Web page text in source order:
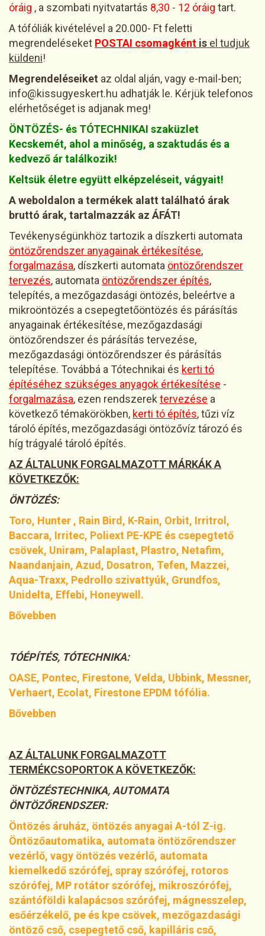
óráig , a szombati nyitvatartás 8,30 - 12 óráig tart.
A tófóliák kivételével a 20.000- Ft feletti
megrendeléseket POSTAI csomagként is el tudjuk
küldeni!
Megrendeléseiket az oldal alján, vagy e-mail-ben;
info@kissugyeskert.hu adhatják le. Kérjük telefonos
elérhetőséget is adjanak meg!
ÖNTÖZÉS- és TÓTECHNIKAI szaküzlet
Kecskemét, ahol a minőség, a szaktudás és a
kedvező ár találkozik!
Keltsük életre együtt elképzeléseit, vágyait!
A weboldalon a termékek alatt található árak
bruttó árak, tartalmazzák az ÁFÁT!
Tevékenységünkhöz tartozik a díszkerti automata
öntözőrendszer anyagainak értékesítése,
forgalmazása, díszkerti automata öntözőrendszer
tervezés, automata öntözőrendszer építés,
telepítés, a mezőgazdasági öntözés, beleértve a
mikroöntözés a csepegtetőöntözés és párásítás
anyagainak értékesítése, mezőgazdasági
öntözőrendszer és párásítás tervezése,
mezőgazdasági öntözőrendszer és párásítás
telepítése. Továbbá a Tótechnikai és kerti tó
építéséhez szükséges anyagok értékesítése -
forgalmazása, ezen rendszerek tervezése a
következő témakörökben, kerti tó építés, tűzi víz
tároló építés, mezőgazdasági öntözővíz tározó és
híg trágyalé tároló építés.
AZ ÁLTALUNK FORGALMAZOTT MÁRKÁK A
KÖVETKEZŐK:
ÖNTÖZÉS:
Toro, Hunter , Rain Bird, K-Rain, Orbit, Irritrol,
Baccara, Irritec, Poliext PE-KPE és csepegtető
csövek, Uniram, Palaplast, Plastro, Netafim,
Naandanjain, Azud, Dosatron, Tefen, Mazzei,
Aqua-Traxx, Pedrollo szivattyúk, Grundfos,
Unidelta, Effebi, Honeywell.
Bővebben
TÓÉPÍTÉS, TÓTECHNIKA:
OASE, Pontec, Firestone, Velda, Ubbink, Messner,
Verhaert, Ecolat, Firestone EPDM tófólia.
Bővebben
AZ ÁLTALUNK FORGALMAZOTT
TERMÉKCSOPORTOK A KÖVETKEZŐK:
ÖNTÖZÉSTECHNIKA, AUTOMATA
ÖNTÖZŐRENDSZER:
Öntözés áruház, öntözés anyagai A-tól Z-ig.
Öntözőautomatika, automata öntözőrendszer
vezérlő, vagy öntözés vezérlő, automata
kiemelkedő szórófej, spray szórófej, rotoros
szórófej, MP rotátor szórófej, mikroszórófej,
szántóföldi kalapácsos szórófej, mágnesszelep,
esőérzékelő, pe és kpe csövek, mezőgazdasági
öntöző cső, csepegtető cső, kapilláris cső,